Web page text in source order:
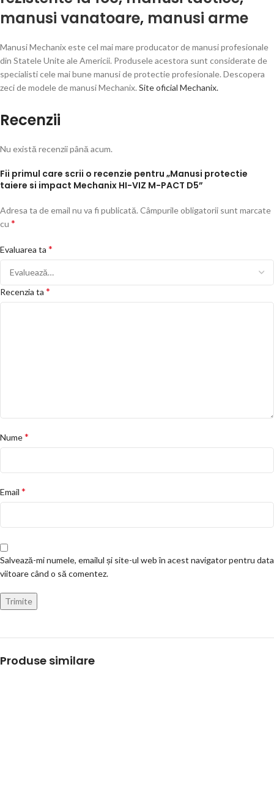
manusi vanatoare, manusi arme
Manusi Mechanix este cel mai mare producator de manusi profesionale
din Statele Unite ale Americii. Produsele acestora sunt considerate de
specialisti cele mai bune manusi de protectie profesionale. Descopera
zeci de modele de manusi Mechanix. Site oficial Mechanix.
Recenzii
Nu există recenzii până acum.
Fii primul care scrii o recenzie pentru „Manusi protectie
taiere si impact Mechanix HI-VIZ M-PACT D5”
Adresa ta de email nu va fi publicată. Câmpurile obligatorii sunt marcate
cu *
Evaluarea ta *
Recenzia ta *
Nume*
Email *
Salvează-mi numele, emailul și site-ul web în acest navigator pentru data
viitoare când o să comentez.
Produse similare